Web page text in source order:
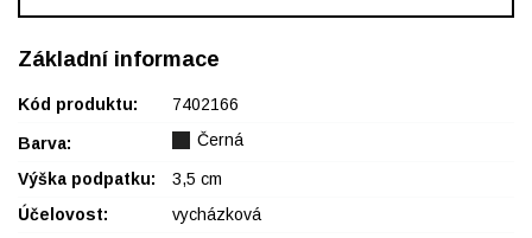
Základní informace
Kód produktu: 7402166
Barva: Černá
Výška podpatku:
3,5 cm
Účelovost:
vycházková